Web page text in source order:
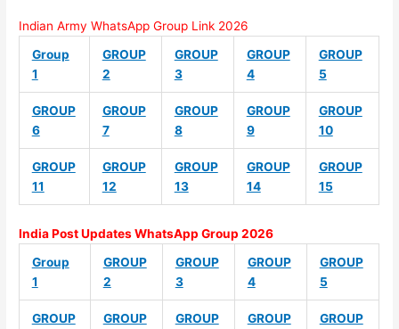
Indian Army WhatsApp Group Link 2026
Group
1
GROUP
2
GROUP
3
GROUP
4
GROUP
5
GROUP
6
GROUP
7
GROUP
8
GROUP
9
GROUP
10
GROUP
11
GROUP
12
GROUP
13
GROUP
14
GROUP
15
India Post Updates WhatsApp Group 2026
Group
1
GROUP
2
GROUP
3
GROUP
4
GROUP
5
GROUP
GROUP
GROUP
GROUP
GROUP